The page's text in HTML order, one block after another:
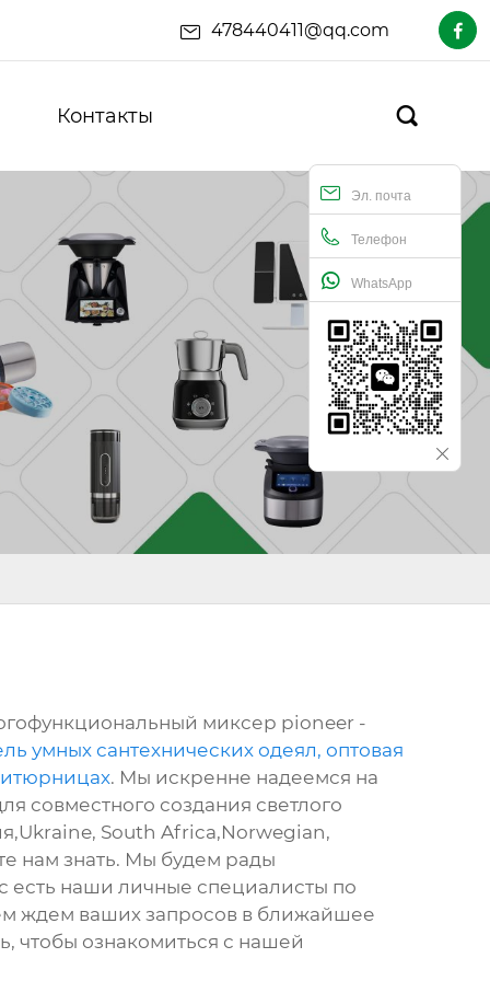
478440411@qq.com 
Контакты 
Эл. почта
Телефон
WhatsApp
миксер pioneer -
умных сантехнических одеял, оптовая
. Мы искренне надеемся на
совместного создания светлого
South Africa,Norwegian,
нам знать. Мы будем рады
есть наши личные специалисты по
ждем ваших запросов в ближайшее
чтобы ознакомиться с нашей